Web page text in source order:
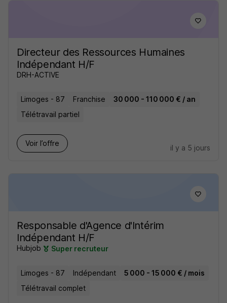
Directeur des Ressources Humaines
Indépendant H/F
DRH-ACTIVE
Limoges - 87 Franchise
30 000 - 110 000 € / an
Télétravail partiel
Voir l’offre
il y a 5 jours
Responsable d'Agence d'Intérim
Indépendant H/F
Hubjob Super recruteur
Limoges - 87 Indépendant
5 000 - 15 000 € / mois
Télétravail complet